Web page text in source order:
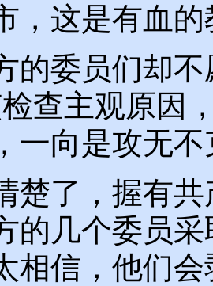
，这是有血
的委员们却
查主观原因
一向是攻无不
楚了，握有
的几个委员
相信，他们